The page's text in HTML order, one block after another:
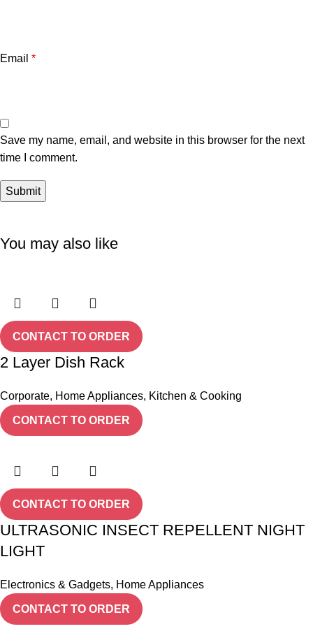
Email *
Save my name, email, and website in this browser for the next
time I comment.
You may also like
CONTACT TO ORDER
2 Layer Dish Rack
Corporate, Home Appliances, Kitchen & Cooking
CONTACT TO ORDER
CONTACT TO ORDER
ULTRASONIC INSECT REPELLENT NIGHT
LIGHT
Electronics & Gadgets, Home Appliances
CONTACT TO ORDER